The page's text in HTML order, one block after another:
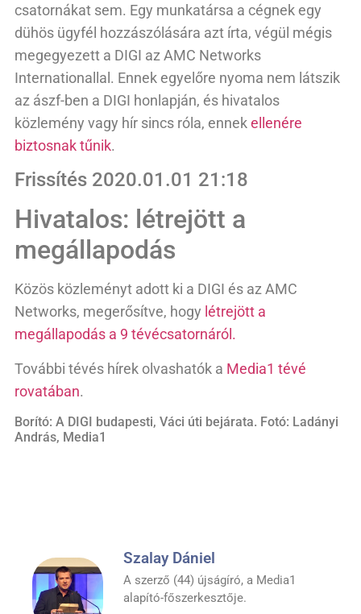
csatornákat sem. Egy munkatársa a cégnek egy
dühös ügyfél hozzászólására azt írta, végül mégis
megegyezett a DIGI az AMC Networks
Internationallal. Ennek egyelőre nyoma nem látszik
az ászf-ben a DIGI honlapján, és hivatalos
közlemény vagy hír sincs róla, ennekellenére
biztosnak tűnik.
Frissítés 2020.01.01 21:18
Hivatalos: létrejött a
megállapodás
Közös közleményt adott ki a DIGI és az AMC
Networks, megerősítve, hogy létrejött a
megállapodás a 9 tévécsatornáról.
További tévés hírek olvashatók a Media1 tévé
rovatában.
Borító: A DIGI budapesti, Váci úti bejárata. Fotó: Ladányi
András, Media1
Szalay Dániel
A szerző (44) újságíró, a Media1
alapító-főszerkesztője.